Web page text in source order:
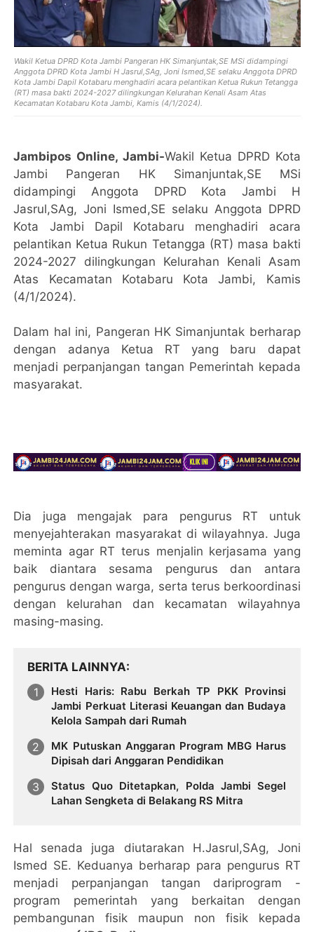
Wakil Ketua DPRD Kota Jambi Pangeran HK Simanjuntak,SE MSi didampingi
Anggota DPRD Kota Jambi H Jasrul,SAg, Joni Ismed,SE selaku Anggota DPRD
Kota Jambi Dapil Kotabaru menghadiri acara pelantikan Ketua Rukun Tetangga
(RT) masa bakti 2024-2027 dilingkungan Kelurahan Kenali Asam Atas
Kecamatan Kotabaru Kota Jambi, Kamis (4/1/2024).
Jambipos Online, Jambi-Wakil Ketua DPRD Kota
Jambi Pangeran HK Simanjuntak,SE MSi
didampingi Anggota DPRD Kota Jambi H
Jasrul,SAg, Joni Ismed,SE selaku Anggota DPRD
Kota Jambi Dapil Kotabaru menghadiri acara
pelantikan Ketua Rukun Tetangga (RT) masa bakti
2024-2027 dilingkungan Kelurahan Kenali Asam
Atas Kecamatan Kotabaru Kota Jambi, Kamis
(4/1/2024).
Dalam hal ini, Pangeran HK Simanjuntak berharap
dengan adanya Ketua RT yang baru dapat
menjadi perpanjangan tangan Pemerintah kepada
masyarakat.
Dia juga mengajak para pengurus RT untuk
menyejahterakan masyarakat di wilayahnya. Juga
meminta agar RT terus menjalin kerjasama yang
baik diantara sesama pengurus dan antara
pengurus dengan warga, serta terus berkoordinasi
dengan kelurahan dan kecamatan wilayahnya
masing-masing.
BERITA LAINNYA
Hesti Haris: Rabu Berkah TP PKK Provinsi
Jambi Perkuat Literasi Keuangan dan Budaya
Kelola Sampah dari Rumah
MK Putuskan Anggaran Program MBG Harus
Dipisah dari Anggaran Pendidikan
Status Quo Ditetapkan, Polda Jambi Segel
Lahan Sengketa di Belakang RS Mitra
Hal senada juga diutarakan H.Jasrul,SAg, Joni
Ismed SE. Keduanya berharap para pengurus RT
menjadi perpanjangan tangan dariprogram -
program pemerintah yang berkaitan dengan
pembangunan fisik maupun non fisik kepada